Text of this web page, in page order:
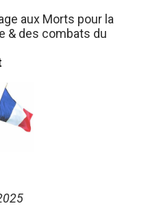
aux Morts pour la
& des combats du